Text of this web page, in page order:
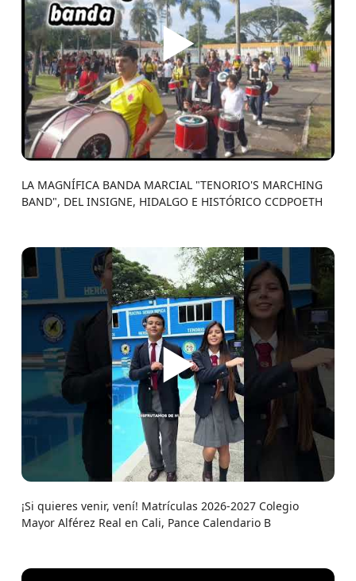
▶
LA MAGNÍFICA BANDA MARCIAL "TENORIO'S MARCHING
BAND", DEL INSIGNE, HIDALGO E HISTÓRICO CCDPOETH
▶
¡Si quieres venir, vení! Matrículas 2026-2027 Colegio
Mayor Alférez Real en Cali, Pance Calendario B